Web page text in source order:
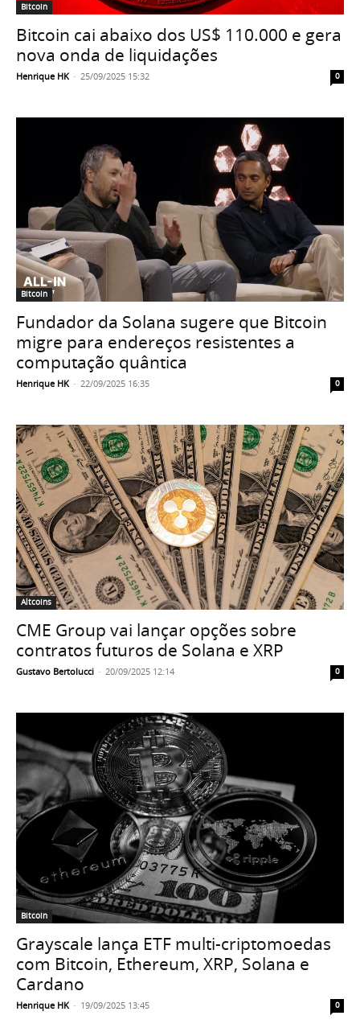
Bitcoin
Bitcoin cai abaixo dos US$ 110.000 e gera
nova onda de liquidações
Henrique HK - 25/09/2025 15:32 0
Bitcoin
Fundador da Solana sugere que Bitcoin
migre para endereços resistentes a
computação quântica
Henrique HK - 22/09/2025 16:35 0
Altcoins
CME Group vai lançar opções sobre
contratos futuros de Solana e XRP
Gustavo Bertolucci - 20/09/2025 12:14 0
Bitcoin
Grayscale lança ETF multi-criptomoedas
com Bitcoin, Ethereum, XRP, Solana e
Cardano
Henrique HK - 19/09/2025 13:45 0